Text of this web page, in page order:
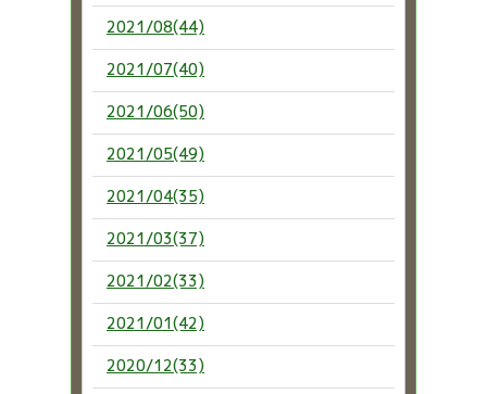
2021/08(44)
2021/07(40)
2021/06(50)
2021/05(49)
2021/04(35)
2021/03(37)
2021/02(33)
2021/01(42)
2020/12(33)